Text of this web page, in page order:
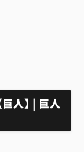
人】 | 巨人